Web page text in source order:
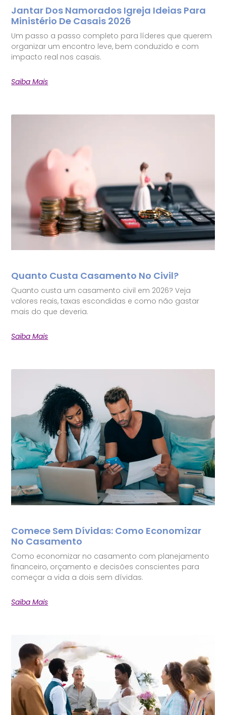
Jantar Dos Namorados Igreja Ideias Para
Ministério De Casais 2026
Um passo a passo completo para líderes que querem
organizar um encontro leve, bem conduzido e com
impacto real nos casais.
Saiba Mais
Quanto Custa Casamento No Civil?
Quanto custa um casamento civil em 2026? Veja
valores reais, taxas escondidas e como não gastar
mais do que deveria.
Saiba Mais
Comece Sem Dívidas: Como Economizar
No Casamento
Como economizar no casamento com planejamento
financeiro, orçamento e decisões conscientes para
começar a vida a dois sem dívidas.
Saiba Mais